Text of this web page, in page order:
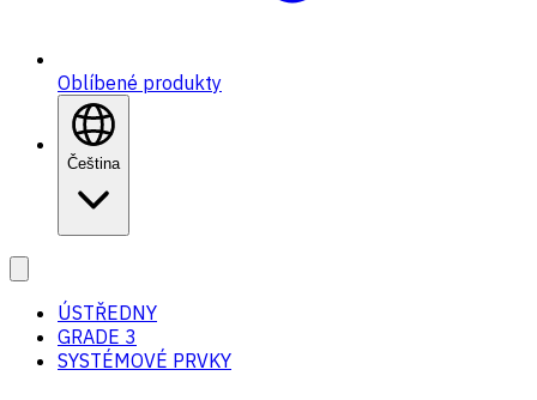
Oblíbené produkty
Čeština
ÚSTŘEDNY
GRADE 3
SYSTÉMOVÉ PRVKY